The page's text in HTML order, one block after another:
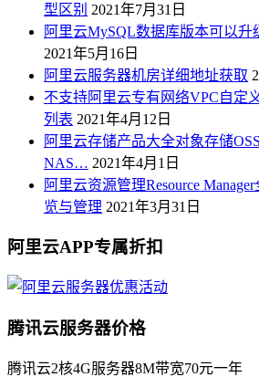
型区别 2021年7月31日
阿里云MySQL数据库版本可以升
2021年5月16日
阿里云服务器机房详细地址获取
不支持阿里云专有网络VPC自定
列表 2021年4月12日
阿里云存储产品大全对象存储
NAS… 2021年4月1日
阿里云资源管理Resource
览与管理 2021年3月31日
阿里云APP专属折扣
腾讯云服务器价格
腾讯云2核4G服务器8M带宽70元一年